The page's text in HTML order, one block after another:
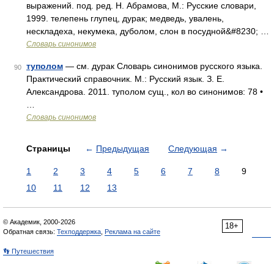
выражений. под. ред. Н. Абрамова, М.: Русские словари,
1999. телепень глупец, дурак; медведь, увалень,
нескладеха, некумека, дуболом, слон в посудной&#8230; …
Словарь синонимов
90 туполом — см. дурак Словарь синонимов русского языка.
Практический справочник. М.: Русский язык. З. Е.
Александрова. 2011. туполом сущ., кол во синонимов: 78 •
Словарь синонимов
Страницы ← Предыдущая Следующая →
1 2 3 4 5 6 7 8
9
10
11 12 13
18+
© Академик, 2000-2026
Обратная связь: Техподдержка Реклама на сайте
👣 Путешествия